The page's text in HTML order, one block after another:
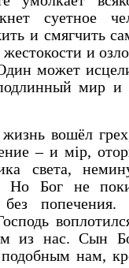
суетное
и смягчить
и
может
мир и
вошёл
– и мiр,
света,
Но Бог не
попечения.
из нас. Сын
нам,